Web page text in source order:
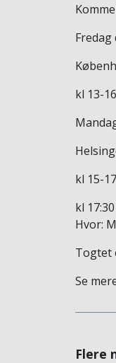
Fredag
kl 13-
kl 15-
kl
Hvor:
Togtet
Se
Flere